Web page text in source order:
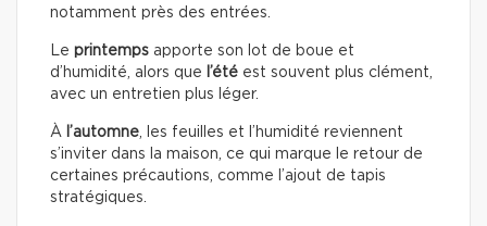
notamment près des entrées.
Le printemps apporte son lot de boue et
d’humidité, alors que l’été est souvent plus clément,
avec un entretien plus léger.
À l’automne , les feuilles et l’humidité reviennent
s’inviter dans la maison, ce qui marque le retour de
certaines précautions, comme l’ajout de tapis
stratégiques.